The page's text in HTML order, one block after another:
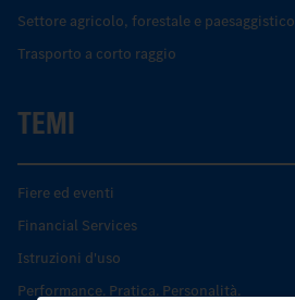
Settore agricolo, forestale e paesaggistico
Trasporto a corto raggio
TEMI
Fiere ed eventi
Financial Services
Istruzioni d'uso
Performance. Pratica. Personalità.